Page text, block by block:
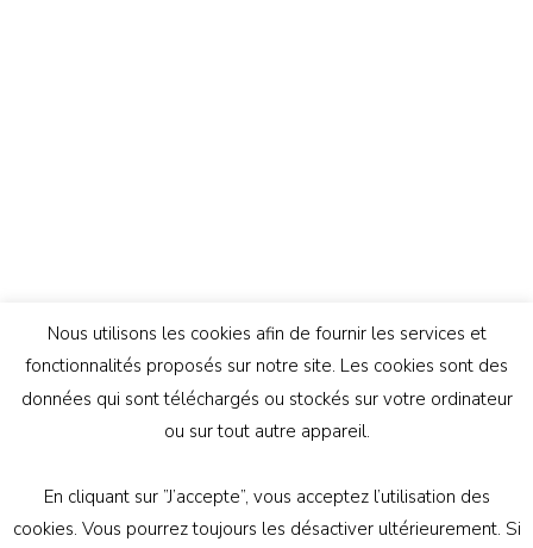
© Copyright 2026 Génération Athée
. Tous droits
Nous utilisons les cookies afin de fournir les services et
fonctionnalités proposés sur notre site. Les cookies sont des
données qui sont téléchargés ou stockés sur votre ordinateur
ou sur tout autre appareil.
En cliquant sur ”J’accepte”, vous acceptez l’utilisation des
cookies. Vous pourrez toujours les désactiver ultérieurement. Si